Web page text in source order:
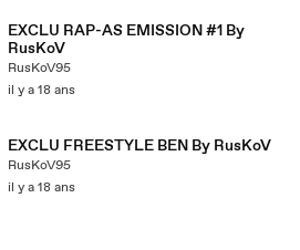
EXCLU RAP-AS EMISSION #1 By
RusKoV
RusKoV95
il y a 18 ans
EXCLU FREESTYLE BEN By RusKoV
RusKoV95
il y a 18 ans